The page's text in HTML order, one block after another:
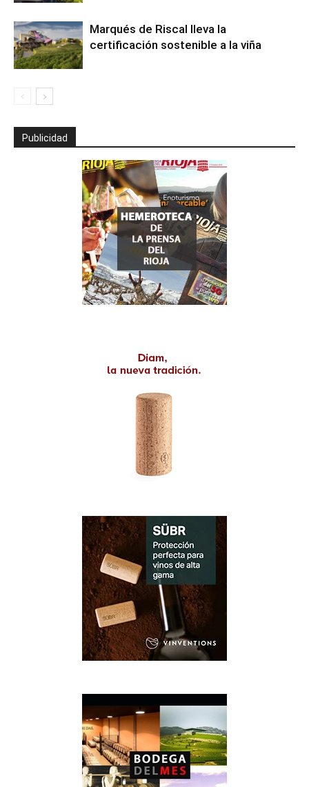
Marqués de Riscal lleva la
certificación sostenible a la viña
Publicidad